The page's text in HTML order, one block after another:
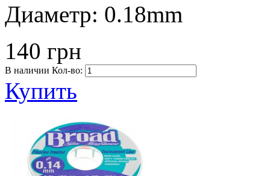
Диаметр: 0.18mm
140 грн
В наличии Кол-во:
Купить